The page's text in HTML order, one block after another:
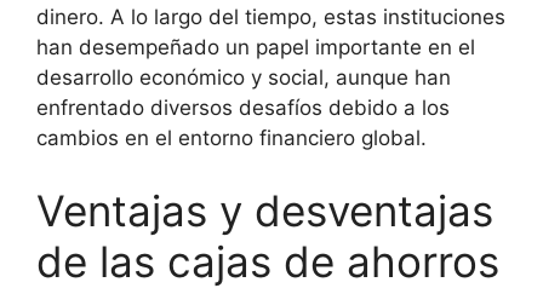
dinero. A lo largo del tiempo, estas instituciones
han desempeñado un papel importante en el
desarrollo económico y social, aunque han
enfrentado diversos desafíos debido a los
cambios en el entorno financiero global.
Ventajas y desventajas
de las cajas de ahorros